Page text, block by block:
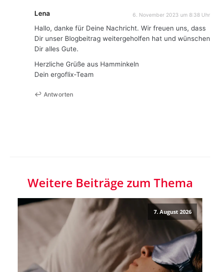
Lena 6. November 2023 um 8:38 Uhr
Hallo, danke für Deine Nachricht. Wir freuen uns, dass
Dir unser Blogbeitrag weitergeholfen hat und wünschen
Dir alles Gute.
Herzliche Grüße aus Hamminkeln
Dein ergoflix-Team
Antworten
Weitere Beiträge zum Thema
7. August 2026